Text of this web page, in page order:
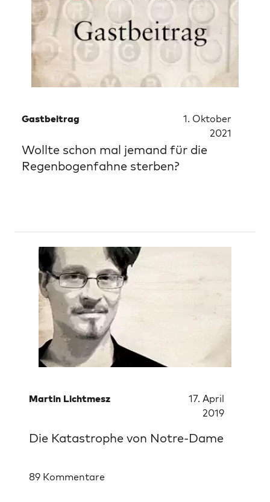
Gastbeitrag
1. Oktober
2021
Wollte schon mal jemand für die
Regenbogenfahne sterben?
Martin Lichtmesz
17. April
2019
Die Katastrophe von Notre-Dame
89 Kommentare